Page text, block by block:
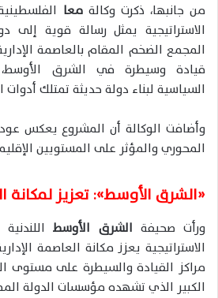
من جانبها، ذكرت وكالةمعا
الاستراتيجية يمثل رسالة قوية إلى
المجمع الضخم المقام بالعاصمة
قيادة وسيطرة في الشرق
السياسية لبناء دولة حديثة تمتلك أدوات
وأضافت الوكالة أن المشروع يعكس
المحوري والمؤثر على المستويين
«الشرق الأوسط»: تعزيز لمكانة
ورأت صحيفة الشرق الأوسط
الاستراتيجية يعزز مكانة العاصمة
مراكز القيادة والسيطرة على مستوى
الكبير الذي تشهده مؤسسات الدولة